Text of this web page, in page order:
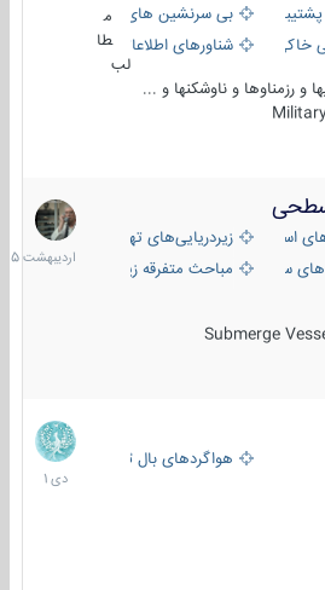
بی سرنشین های دریایی
و نیروبرشناورهای اطلاعاتی و جاسوسی
طا
لب
رزمناوها و ناوشکنها و ...
استراتژیکزیردریایی‌های تهاجمی
سبک
مباحث متفرقه زیرسطحی
Submerge
31
1405
هواگردهای بال ثابت
12
دی
1401